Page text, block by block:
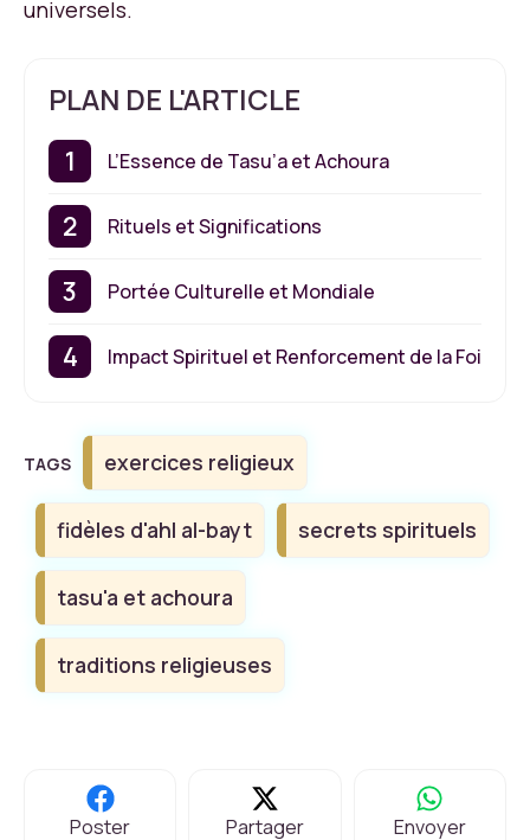
universels.
PLAN DE L'ARTICLE
L’Essence de Tasu’a et Achoura
Rituels et Significations
Portée Culturelle et Mondiale
Impact Spirituel et Renforcement de la Foi
Étiquettes
exercices religieux
fidèles d'ahl al-bayt secrets spirituels
tasu'a et achoura
traditions religieuses
Poster Partager Envoyer